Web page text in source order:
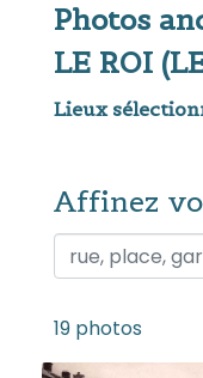
Photos
LE ROI
Lieux
Affinez
Affinez votre
19 photos